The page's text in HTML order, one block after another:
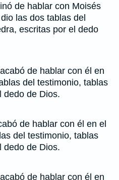
de hablar con Moisés
las dos tablas del
escritas por el dedo
de hablar con él en
del testimonio, tablas
dedo de Dios.
de hablar con él en el
del testimonio, tablas
dedo de Dios.
de hablar con él en